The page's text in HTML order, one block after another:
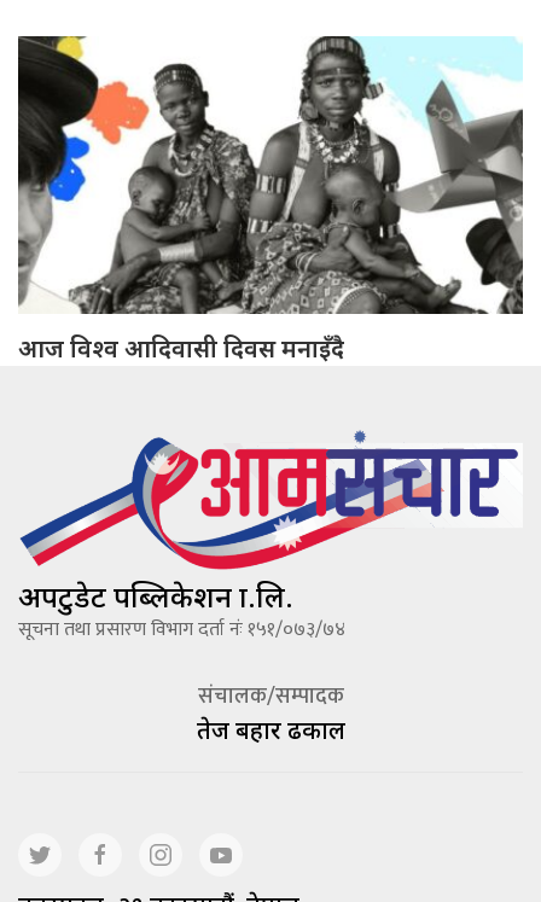
आज विश्व आदिवासी दिवस मनाइँदै
अपटुडेट पब्लिकेशन प्रा.लि.
सूचना तथा प्रसारण विभाग दर्ता नंः १५१/०७३/७४
संचालक/सम्पादक
तेज बहादूर ढकाल